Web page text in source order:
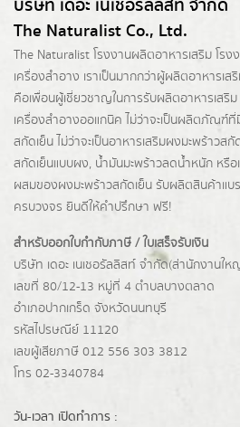
บริษัท เดอะ เนเชอรัลลิสท์ จำกัด
The Naturalist Co., Ltd.
The Naturalist โรงงานผลิตอาหารเสริม โรง
เครื่องสำอาง เราเป็นมากกว่าผู้ผลิตอาหารเส
คือเพื่อนผู้เชี่ยวชาญในการรับผลิตอาหารเสริ
เครื่องสำอางออแกนิค ไม่ว่าจะเป็นผลิตภัณฑ์
สกัดเย็น ไม่ว่าจะเป็นอาหารเสริมผงมะพร้าว
สกัดเย็นแบบผง, น้ำมันมะพร้าวลดน้ำหนัก หรื
ผสมของผงมะพร้าวสกัดเย็น รับผลิตสินค้าแบ
ครบวงจร ยินดีให้คำปรึกษา ฟรี!
สำหรับออกใบกำกับภาษี / ใบเสร็จรับเงิน
บริษัท เดอะ เนเชอรัลลิสท์ จำกัด(ส่านักงานให
เลขที่ 80/12-13 หมู่ที่ 4 ตำบลบางตลาด
อำเภอปากเกร็ด จังหวัดนนทบุรี
รหัสไปรษณีย์ 11120
เลขผู้เสียภาษี 012 556 303 3812
โทร 02-3340784
วัน-เวลา เปิดทำการ :